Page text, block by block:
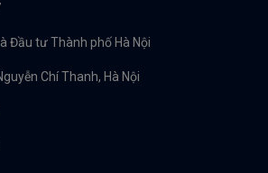
Đầu tư Thành phố Hà Nội
Chí Thanh, Hà Nội